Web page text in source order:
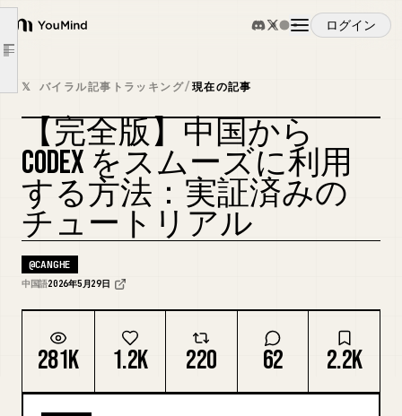
YouMind
ログイン
概要
ユースケース
スキル
プロンプト
料金
ダウンロード
Article outline
方式2：Codex++
ロールバックしたい場合は？
方式3：CCX + CC Switch
ステップ1：CCX をデプロイする
ステップ2：上流チャンネルを追加する
ステップ3：CC Switch をインストールする
ステップ4：設定を切り替えて起動する
よくある落とし穴のまとめ
𝕏 バイラル記事トラッキング/現在の記事
【完全版】中国から
CODEX をスムーズに利用
する方法：実証済みの
チュートリアル
@CANGHE
中国語2026年5月29日
281K 1.2K 220 62 2.2K